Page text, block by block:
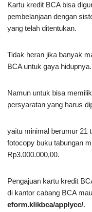
Kartu kredit BCA bisa
pembelanjaan dengan
yang telah ditentukan.
Tidak heran jika banyak
BCA untuk gaya hidupnya.
Namun untuk bisa
persyaratan yang harus
yaitu minimal berumur 21
fotocopy buku tabungan
Rp3.000.000,00.
Pengajuan kartu kredit
di kantor cabang BCA
eform.klikbca/applycc/.